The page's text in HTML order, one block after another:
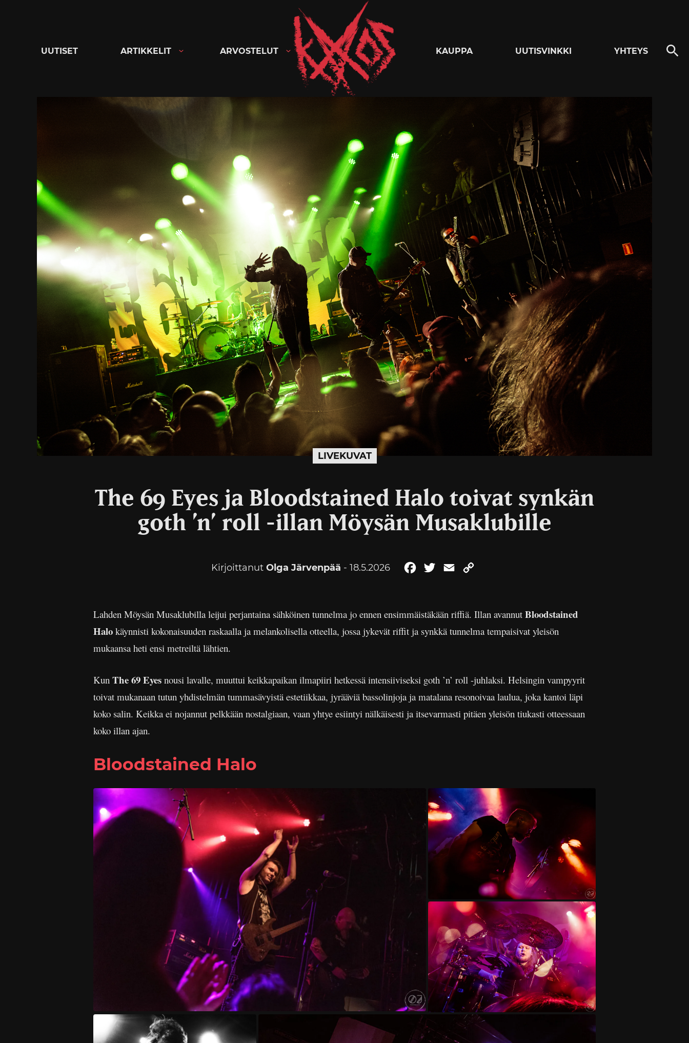
Kaaoszine
UUTISET ARTIKKELIT ARVOSTELUT KAUPPA UUTISVINKKI YHTEYS
LIVEKUVAT
The 69 Eyes ja Bloodstained Halo toivat synkän
goth ’n’ roll -illan Möysän Musaklubille
Kirjoittanut Olga Järvenpää - 18.5.2026 FacebookTwitterEmail
Lahden Möysän Musaklubilla leijui perjantaina sähköinen tunnelma jo ennen ensimmäistäkään riffiä. Illan avannut Bloodstained
Halo käynnisti kokonaisuuden raskaalla ja melankolisella otteella, jossa jykevät riffit ja synkkä tunnelma tempaisivat yleisön
mukaansa heti ensi metreiltä lähtien.
Kun The 69 Eyes nousi lavalle, muuttui keikkapaikan ilmapiiri hetkessä intensiiviseksi goth ’n’ roll -juhlaksi. Helsingin vampyyrit
toivat mukanaan tutun yhdistelmän tummasävyistä estetiikkaa, jyrääviä bassolinjoja ja matalana resonoivaa laulua, joka kantoi läpi
koko salin. Keikka ei nojannut pelkkään nostalgiaan, vaan yhtye esiintyi nälkäisesti ja itsevarmasti pitäen yleisön tiukasti otteessaan
koko illan ajan.
Bloodstained Halo